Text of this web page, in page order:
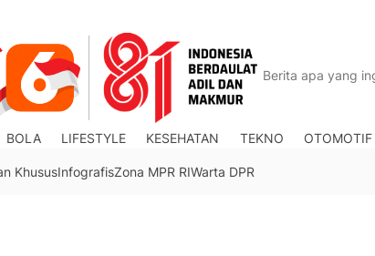
BOLA LIFESTYLE KESEHATAN TEKNO OTOMOTIF
KhususInfografisZona MPR RIWarta DPR